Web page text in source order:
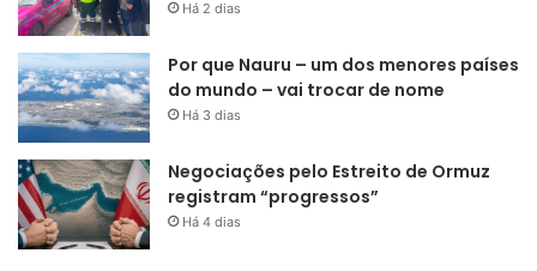
Há 2 dias
Por que Nauru – um dos menores países
do mundo – vai trocar de nome
Há 3 dias
Negociações pelo Estreito de Ormuz
registram “progressos”
Há 4 dias